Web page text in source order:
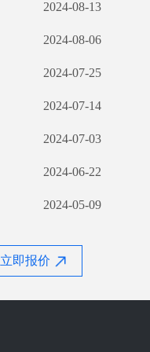
立即报价
2024-08-13
2024-08-06
2024-07-25
2024-07-14
2024-07-03
2024-06-22
2024-05-09